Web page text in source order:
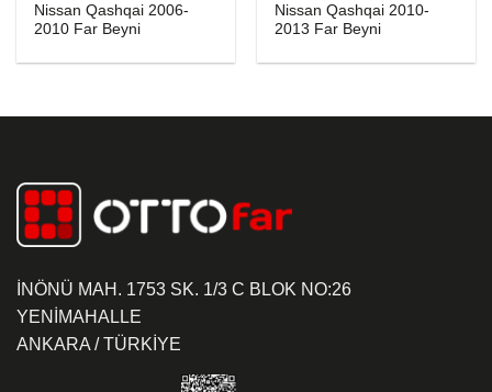
Nissan Qashqai 2006-
2010 Far Beyni
Nissan Qashqai 2010-
2013 Far Beyni
İNÖNÜ MAH. 1753 SK. 1/3 C BLOK NO:26
YENİMAHALLE
ANKARA / TÜRKİYE